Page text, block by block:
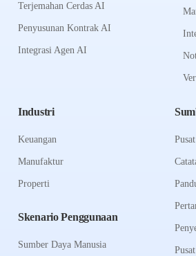
Terjemahan Cerdas AI
Penyusunan Kontrak AI
Integrasi Agen AI
Industri
Keuangan
Manufaktur
Properti
Skenario Penggunaan
Sumber Daya Manusia